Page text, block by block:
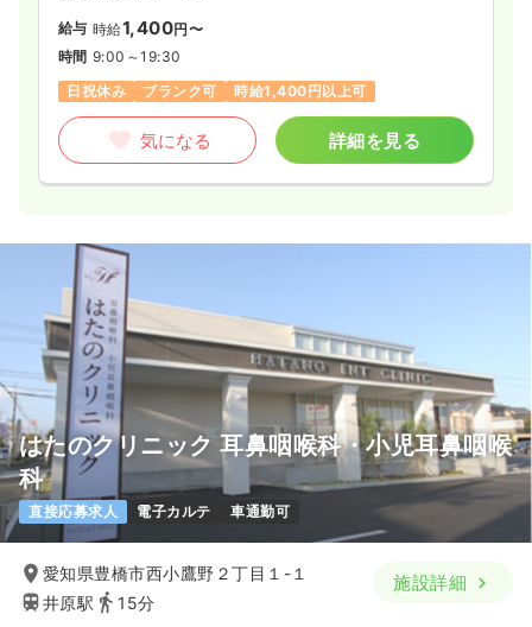
給与 時給1,400円〜
時間 9:00～19:30
日祝休み
ブランク可 時給1,400円以上可
気になる 詳細を見る
はたのクリニック 耳鼻咽喉科・小児耳鼻咽喉
科
直接応募求人 電子カルテ 車通勤可
愛知県豊橋市西小鷹野２丁目１-１
井原駅
15分
施設詳細